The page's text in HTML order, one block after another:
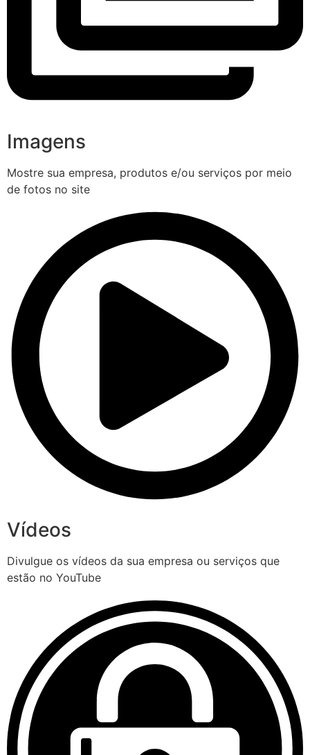
Imagens
Mostre sua empresa, produtos e/ou serviços por meio
de fotos no site
Vídeos
Divulgue os vídeos da sua empresa ou serviços que
estão no YouTube